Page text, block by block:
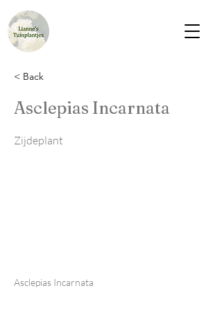
< Back
Asclepias Incarnata
Zijdeplant
Asclepias Incarnata